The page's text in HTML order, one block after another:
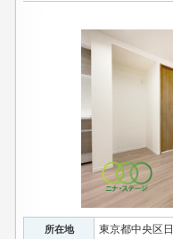
所在地 東京都中央区